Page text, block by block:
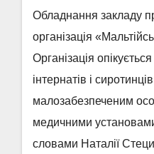
Обладнання закладу
організація
Організація
інтернатів і
малозабезпеченим
медичними
словами Наталії